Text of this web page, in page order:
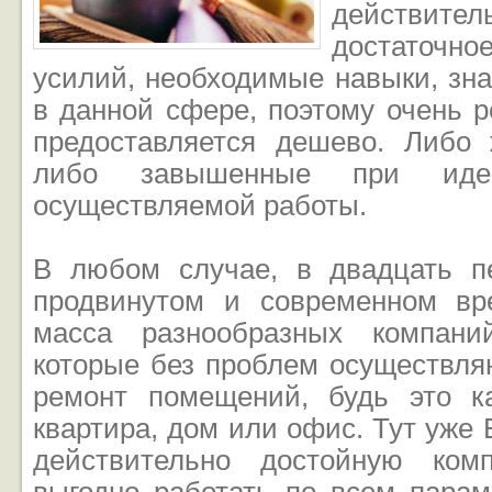
усилий, необходимые навыки,
в данной сфере, поэтому очень
предоставляется дешево.
либо завышенные при
осуществляемой работы.
В любом случае, в двадцать
продвинутом и современном
масса разнообразных
которые без проблем
ремонт помещений, будь это
квартира, дом или офис. Тут уже
действительно достойную